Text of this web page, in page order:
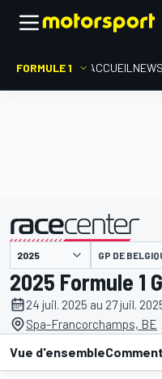
FORMULE 1 ACCUEIL NEWS
présenté par GP DE
2025 Formule 1
24 juil. 2025 au 27 juil.
Spa-Francorchamps, BE
Vue d'ensemble